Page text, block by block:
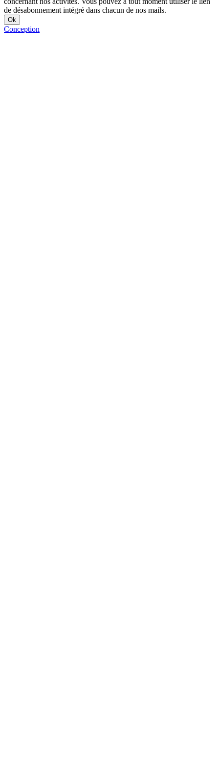
de désabonnement intégré dans chacun de nos mails.
Conception